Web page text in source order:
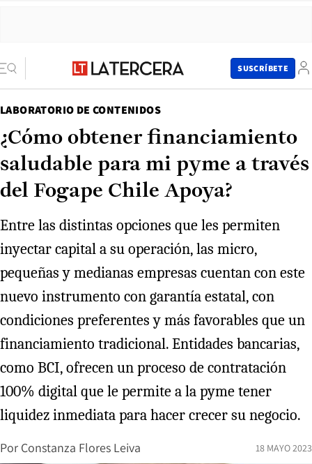
SUSCRÍBETE
LABORATORIO DE CONTENIDOS
¿Cómo obtener financiamiento
saludable para mi pyme a través
del Fogape Chile Apoya?
Entre las distintas opciones que les permiten
inyectar capital a su operación, las micro,
pequeñas y medianas empresas cuentan con este
nuevo instrumento con garantía estatal, con
condiciones preferentes y más favorables que un
financiamiento tradicional. Entidades bancarias,
como BCI, ofrecen un proceso de contratación
100% digital que le permite a la pyme tener
liquidez inmediata para hacer crecer su negocio.
Por Constanza Flores Leiva 18 MAYO 2023